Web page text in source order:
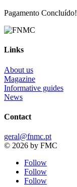
Pagamento Concluído!
Links
About us
Magazine
Informative guides
News
Contact
geral@fnmc.pt
© 2026 by FMC
Follow
Follow
Follow